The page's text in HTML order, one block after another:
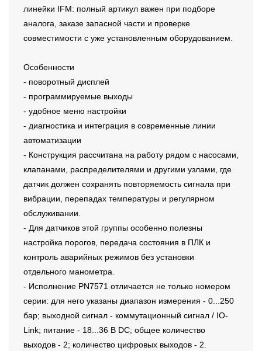
линейки IFM: полный артикул важен при подборе
аналога, заказе запасной части и проверке
совместимости с уже установленным оборудованием.
Особенности
- поворотный дисплей
- программируемые выходы
- удобное меню настройки
- диагностика и интеграция в современные линии
автоматизации
- Конструкция рассчитана на работу рядом с насосами,
клапанами, распределителями и другими узлами, где
датчик должен сохранять повторяемость сигнала при
вибрации, перепадах температуры и регулярном
обслуживании.
- Для датчиков этой группы особенно полезны
настройка порогов, передача состояния в ПЛК и
контроль аварийных режимов без установки
отдельного манометра.
- Исполнение PN7571 отличается не только номером
серии: для него указаны диапазон измерения - 0...250
бар; выходной сигнал - коммутационный сигнал / IO-
Link; питание - 18...36 В DC; общее количество
выходов - 2; количество цифровых выходов - 2.